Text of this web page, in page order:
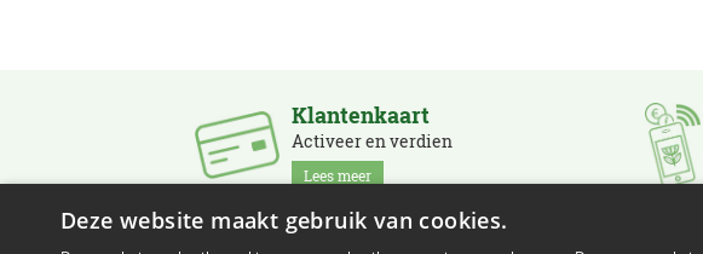
Klantenkaart
Activeer en verdien
Lees meer
Deze website maakt gebruik van cookies.